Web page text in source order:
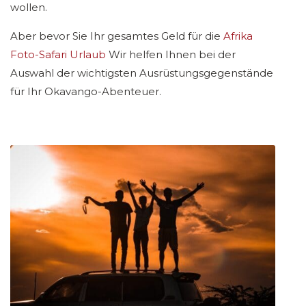
wollen.
Aber bevor Sie Ihr gesamtes Geld für die Afrika
Foto-Safari Urlaub Wir helfen Ihnen bei der
Auswahl der wichtigsten Ausrüstungsgegenstände
für Ihr Okavango-Abenteuer.